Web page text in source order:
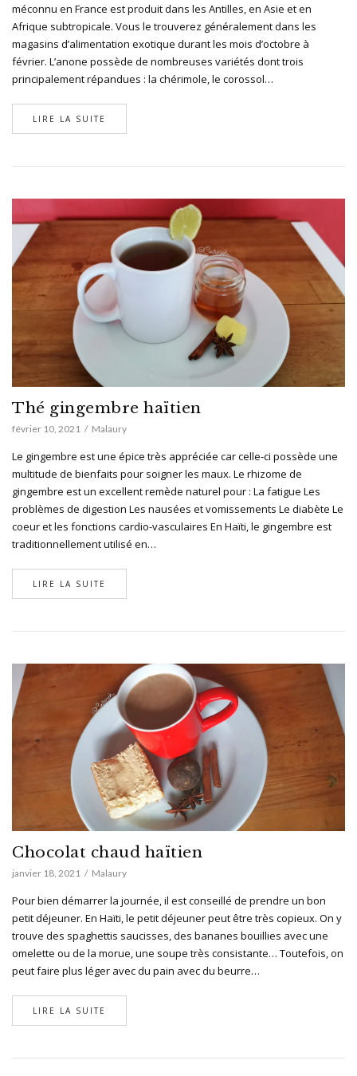
méconnu en France est produit dans les Antilles, en Asie et en
Afrique subtropicale. Vous le trouverez généralement dans les
magasins d’alimentation exotique durant les mois d’octobre à
février. L’anone possède de nombreuses variétés dont trois
principalement répandues : la chérimole, le corossol…
LIRE LA SUITE
Thé gingembre haïtien
février 10, 2021 Malaury
Le gingembre est une épice très appréciée car celle-ci possède une
multitude de bienfaits pour soigner les maux. Le rhizome de
gingembre est un excellent remède naturel pour : La fatigue Les
problèmes de digestion Les nausées et vomissements Le diabète Le
coeur et les fonctions cardio-vasculaires En Haïti, le gingembre est
traditionnellement utilisé en…
LIRE LA SUITE
Chocolat chaud haïtien
janvier 18, 2021 Malaury
Pour bien démarrer la journée, il est conseillé de prendre un bon
petit déjeuner. En Haïti, le petit déjeuner peut être très copieux. On y
trouve des spaghettis saucisses, des bananes bouillies avec une
omelette ou de la morue, une soupe très consistante… Toutefois, on
peut faire plus léger avec du pain avec du beurre…
LIRE LA SUITE